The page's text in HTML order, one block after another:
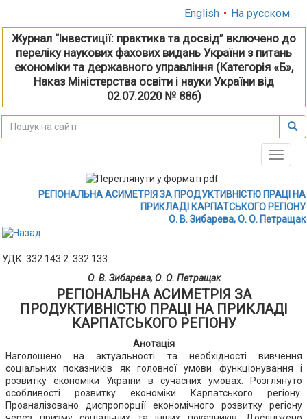
English • На русском
Журнал “Інвестиції: практика та досвід” включено до
переліку наукових фахових видань України з питань
економіки та державного управління (Категорія «Б»,
Наказ Міністерства освіти і науки України від
02.07.2020 № 886)
Toggle
РЕГІОНАЛЬНА АСИМЕТРІЯ ЗА ПРОДУКТИВНІСТЮ ПРАЦІ НА
ПРИКЛАДІ КАРПАТСЬКОГО РЕГІОНУ
О. В. Зибарева, О. О. Петращак
УДК: 332.143.2: 332.133
О. В. Зибарева, О. О. Петращак
РЕГІОНАЛЬНА АСИМЕТРІЯ ЗА
ПРОДУКТИВНІСТЮ ПРАЦІ НА ПРИКЛАДІ
КАРПАТСЬКОГО РЕГІОНУ
Анотація
Наголошено на актуальності та необхідності вивчення
соціальних показників як головної умови функціонування і
розвитку економіки України в сучасних умовах. Розглянуто
особливості розвитку економіки Карпатського регіону.
Проаналізовано диспропорції економічного розвитку регіону